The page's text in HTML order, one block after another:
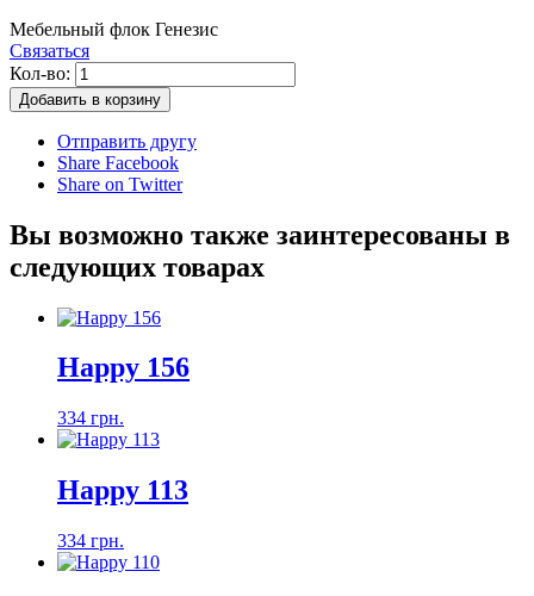
Мебельный флок Генезис
Связаться
Кол-во:
Добавить в корзину
Отправить другу
Share Facebook
Share on Twitter
Вы возможно также заинтересованы в
следующих товарах
Happy 156
334 грн.
Happy 113
334 грн.